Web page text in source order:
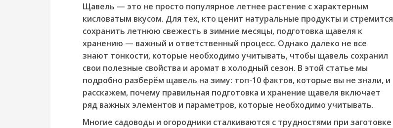
Щавель — это не просто популярное летнее растение с характерным
кисловатым вкусом. Для тех, кто ценит натуральные продукты и стремится
сохранить летнюю свежесть в зимние месяцы, подготовка щавеля к
хранению — важный и ответственный процесс. Однако далеко не все
знают тонкости, которые необходимо учитывать, чтобы щавель сохранил
свои полезные свойства и аромат в холодный сезон. В этой статье мы
подробно разберём щавель на зиму: топ-10 фактов, которые вы не знали, и
расскажем, почему правильная подготовка и хранение щавеля включает
ряд важных элементов и параметров, которые необходимо учитывать.
Многие садоводы и огородники сталкиваются с трудностями при заготовке